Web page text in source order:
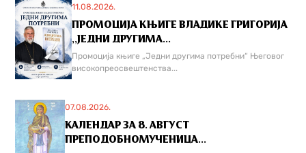
11.08.2026.
ПРОМОЦИЈА КЊИГЕ ВЛАДИКЕ ГРИГОРИЈА
,,ЈЕДНИ ДРУГИМА...
Промоција књиге „Једни другима потребни“ Његовог
високопреосвештенства...
07.08.2026.
КАЛЕНДАР ЗА 8. АВГУСТ
ПРЕПОДОБНОМУЧЕНИЦА...